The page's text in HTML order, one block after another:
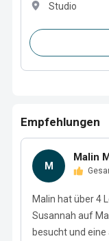
Studio
Empfehlungen
M
Malin
Malin hat über 4
Susannah auf
besucht und